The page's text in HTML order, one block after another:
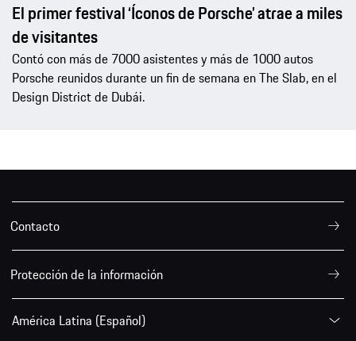
El primer festival ‘Íconos de Porsche’ atrae a miles
de visitantes
Contó con más de 7000 asistentes y más de 1000 autos
Porsche reunidos durante un fin de semana en The Slab, en el
Design District de Dubái.
Contacto
Protección de la información
América Latina (Español)